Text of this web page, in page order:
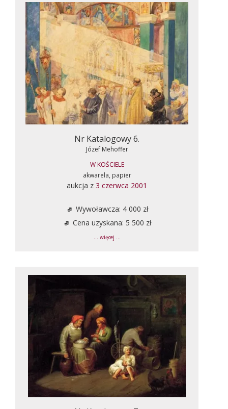
Nr Katalogowy 6.
Józef Mehoffer
W KOŚCIELE
akwarela, papier
aukcja z 3 czerwca 2001
Wywoławcza: 4 000 zł
Cena uzyskana: 5 500 zł
... więcej ...